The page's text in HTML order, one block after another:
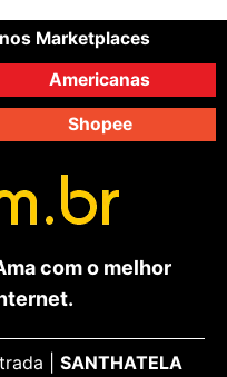
Marketplaces
Americanas
Shopee
com o melhor
| SANTHATELA